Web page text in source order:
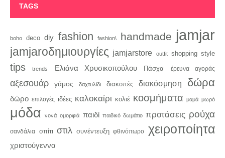
TAGS
boho deco diy fashion fashion\ handmade jamjar
jamjaroδημιουργίες jamjarstore outfit shopping style
tips trends Ελιάνα Χρυσικοπούλου Πάσχα έρευνα αγοράς
αξεσουάρ γάμος δαχτυλίδι διακοπές διακόσμηση δώρα
δώρο επιλογές ιδέες καλοκαίρι κολιέ κοσμήματα μαμά μωρό
μόδα νονά ομορφιά παιδί παιδικό δωμάτιο προτάσεις ρούχα
σανδάλια σπίτι στιλ συνέντευξη φθινόπωρο χειροποίητα
χριστούγεννα